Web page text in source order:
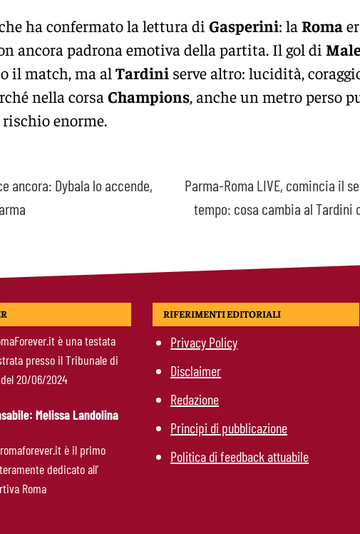
ha confermato la lettura di Gasperini: la Roma
ancora padrona emotiva della partita. Il gol di
il match, ma al Tardini serve altro: lucidità,
nella corsa Champions, anche un metro perso
enorme.
ancora: Dybala lo accende,
Parma-Roma LIVE, comincia il
tempo: cosa cambia al Tardini
è una testata
presso il Tribunale di
20/06/2024
Melissa Landolina
romaforever.it è il primo
dedicato all’
Roma
RIFERIMENTI EDITORIALI
Privacy Policy
Disclaimer
Redazione
Principi di pubblicazione
Politica di feedback attuabile